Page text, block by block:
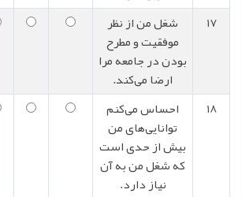
17
شغل من از نظر
موفقیت و مطرح
بودن در جامعه مرا
ارضا می‌کند.
18
احساس می‌کنم
توانایی‌های من
بیش از حدی است
که شغل من به آن
نیاز دارد.